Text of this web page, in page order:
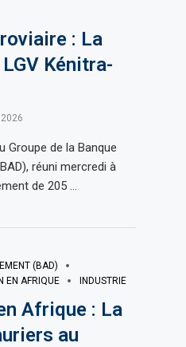
: La
Kénitra-
Groupe de la Banque
réuni mercredi à
de 205 …
(BAD)
EN AFRIQUE INDUSTRIE
Afrique : La
au